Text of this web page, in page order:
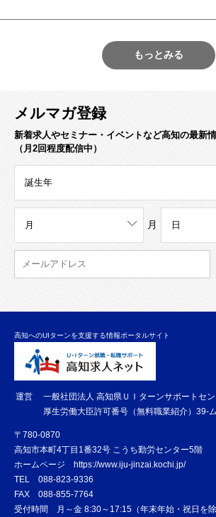
もっとみる
メルマガ登録
新着求人やセミナー・イベントなど高知の最新
（月2回程度配信中）
月
高知へのUIターンを支援する情報ポータルサイト
運営
一般社団法人 高知県ＵＩターンサポートセ
厚生労働大臣許可番号（無料職業紹介）39-
〒780-0870
高知市本町4丁目1番32号 こうち勤労センター5階
ホームページ https://www.iju-jinzai.kochi.jp/
TEL 088-823-9336
FAX 088-855-7764
受付時間 月～金 8:30～17:15（年末年始・祝日を除